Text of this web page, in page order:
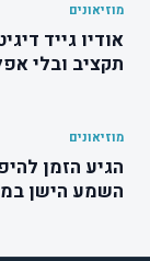
מוזיאונים
אודיו גייד
תקציב ובלי
מוזיאונים
הגיע הזמן
השמע הישן